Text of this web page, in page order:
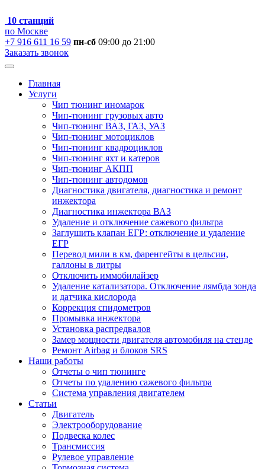
10 станций
по Москве
+7 916 611 16 59 пн-сб 09:00 до 21:00
Заказать звонок
Главная
Услуги
Чип тюнинг иномарок
Чип-тюнинг грузовых авто
Чип-тюнинг ВАЗ, ГАЗ, УАЗ
Чип-тюнинг мотоциклов
Чип-тюнинг квадроциклов
Чип-тюнинг яхт и катеров
Чип-тюнинг АКПП
Чип-тюнинг автодомов
Диагностика двигателя, диагностика и ремонт
инжектора
Диагностика инжектора ВАЗ
Удаление и отключение сажевого фильтра
Заглушить клапан ЕГР: отключение и удаление
ЕГР
Перевод мили в км, фаренгейты в цельсии,
галлоны в литры
Отключить иммобилайзер
Удаление катализатора. Отключение лямбда зонда
и датчика кислорода
Коррекция спидометров
Промывка инжектора
Установка распредвалов
Замер мощности двигателя автомобиля на стенде
Ремонт Airbag и блоков SRS
Наши работы
Отчеты о чип тюнинге
Отчеты по удалению сажевого фильтра
Система управления двигателем
Статьи
Двигатель
Электрооборудование
Подвеска колес
Трансмиссия
Рулевое управление